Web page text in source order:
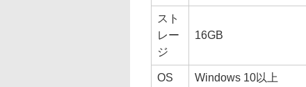
スト
レー
ジ
16GB
OS Windows 10以上